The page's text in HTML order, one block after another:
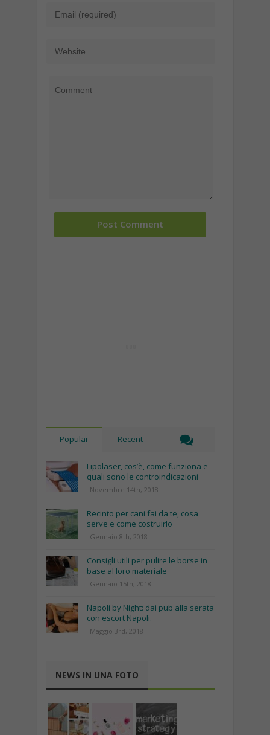
Popular Recent
Lipolaser, cos’è, come funziona e
quali sono le controindicazioni
Novembre 14th, 2018
Recinto per cani fai da te, cosa
serve e come costruirlo
Gennaio 8th, 2018
Consigli utili per pulire le borse in
base al loro materiale
Gennaio 15th, 2018
Napoli by Night: dai pub alla serata
con escort Napoli.
Maggio 3rd, 2018
NEWS IN UNA FOTO